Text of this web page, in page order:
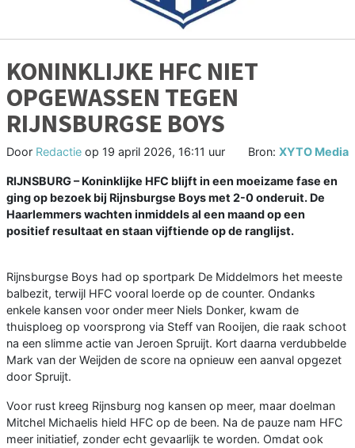
KONINKLIJKE HFC NIET
OPGEWASSEN TEGEN
RIJNSBURGSE BOYS
Door Redactie op 19 april 2026, 16:11 uur Bron: XYTO Media
RIJNSBURG – Koninklijke HFC blijft in een moeizame fase en
ging op bezoek bij Rijnsburgse Boys met 2-0 onderuit. De
Haarlemmers wachten inmiddels al een maand op een
positief resultaat en staan vijftiende op de ranglijst.
Rijnsburgse Boys had op sportpark De Middelmors het meeste
balbezit, terwijl HFC vooral loerde op de counter. Ondanks
enkele kansen voor onder meer Niels Donker, kwam de
thuisploeg op voorsprong via Steff van Rooijen, die raak schoot
na een slimme actie van Jeroen Spruijt. Kort daarna verdubbelde
Mark van der Weijden de score na opnieuw een aanval opgezet
door Spruijt.
Voor rust kreeg Rijnsburg nog kansen op meer, maar doelman
Mitchel Michaelis hield HFC op de been. Na de pauze nam HFC
meer initiatief, zonder echt gevaarlijk te worden. Omdat ook